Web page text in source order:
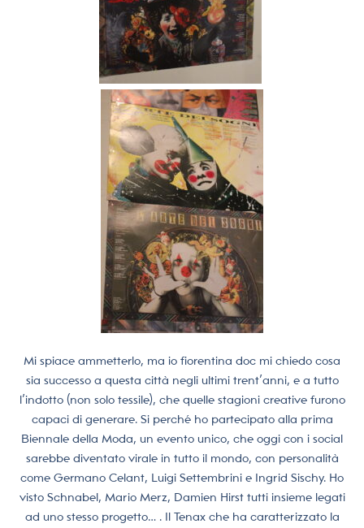
Mi spiace ammetterlo, ma io fiorentina doc mi chiedo cosa
sia successo a questa città negli ultimi trent’anni, e a tutto
l’indotto (non solo tessile), che quelle stagioni creative furono
capaci di generare. Si perché ho partecipato alla prima
Biennale della Moda, un evento unico, che oggi con i social
sarebbe diventato virale in tutto il mondo, con personalità
come Germano Celant, Luigi Settembrini e Ingrid Sischy. Ho
visto Schnabel, Mario Merz, Damien Hirst tutti insieme legati
ad uno stesso progetto… . Il Tenax che ha caratterizzato la